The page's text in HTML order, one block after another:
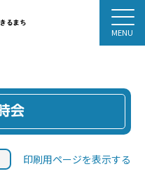
るまち
会
印刷用ページを表示する